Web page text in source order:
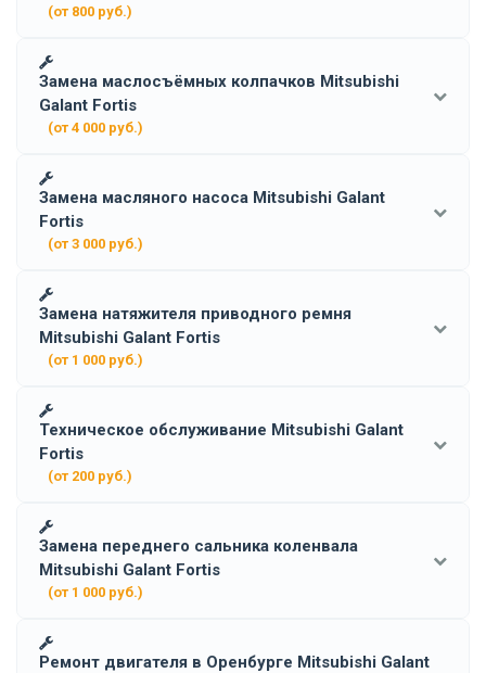
(от 800 руб.)
Замена маслосъёмных колпачков Mitsubishi
Galant Fortis
(от 4 000 руб.)
Замена масляного насоса Mitsubishi Galant
Fortis
(от 3 000 руб.)
Замена натяжителя приводного ремня
Mitsubishi Galant Fortis
(от 1 000 руб.)
Техническое обслуживание Mitsubishi Galant
Fortis
(от 200 руб.)
Замена переднего сальника коленвала
Mitsubishi Galant Fortis
(от 1 000 руб.)
Ремонт двигателя в Оренбурге Mitsubishi Galant